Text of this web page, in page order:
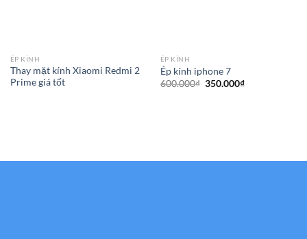
ÉP KÍNH
Thay mặt kính Xiaomi Redmi 2
Prime giá tốt
ÉP KÍNH
Ép kính iphone 7
600.000₫ Giá
350.000₫Giá